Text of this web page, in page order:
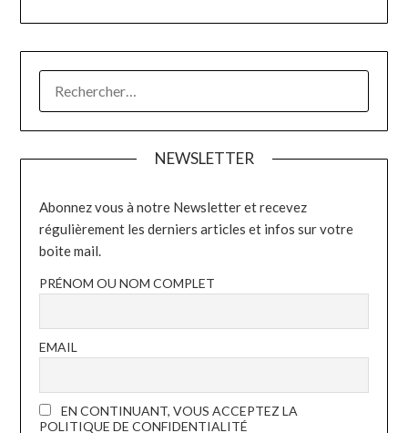
NEWSLETTER
Abonnez vous à notre Newsletter et recevez
régulièrement les derniers articles et infos sur votre
boite mail.
PRÉNOM OU NOM COMPLET
EMAIL
EN CONTINUANT, VOUS ACCEPTEZ LA
POLITIQUE DE CONFIDENTIALITÉ